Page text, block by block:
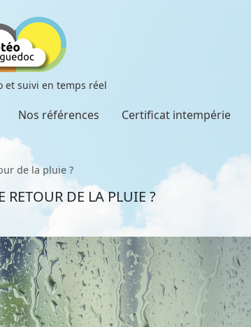
et suivi en temps réel
Nos références Certificat intempérie
de la pluie ?
RETOUR DE LA PLUIE ?